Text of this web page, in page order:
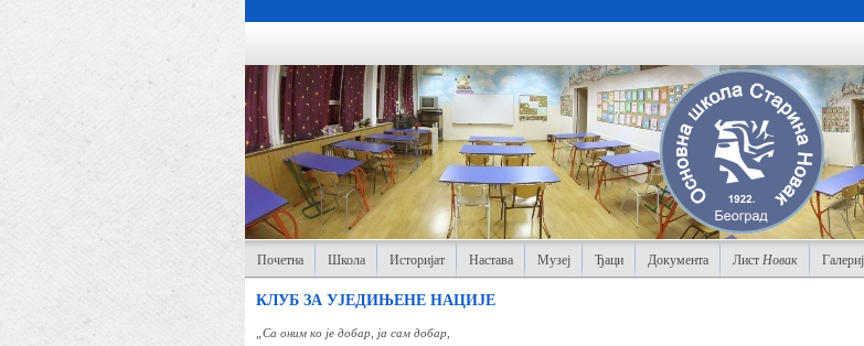
Почетна Школа Историјат Настава Музеј Ђаци Документа Лист Новак
КЛУБ ЗА УЈЕДИЊЕНЕ НАЦИЈЕ
„Са оним ко је добар, ја сам добар,